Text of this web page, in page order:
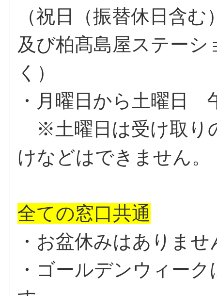
（祝日（振替休日含
及び柏髙島屋ステー
く）
・月曜日から土曜日
※土曜日は受け取り
けなどはできません。
全ての窓口共通
・お盆休みはありま
・ゴールデンウィー